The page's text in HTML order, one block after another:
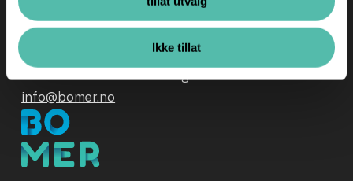
Ikke tillat
For andre henvendelser:
info@bomer.no
info@bomer.no